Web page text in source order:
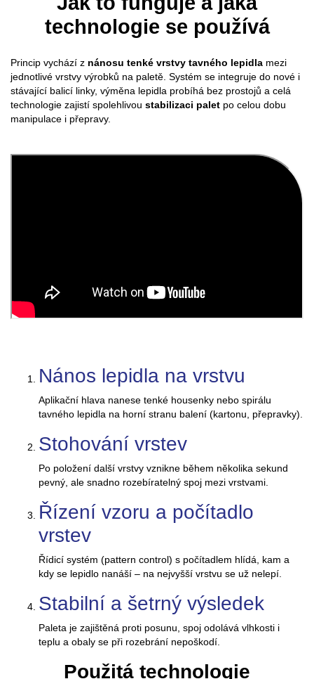
technologie se používá
Princip vychází z nánosu tenké vrstvy tavného lepidla mezi
jednotlivé vrstvy výrobků na paletě. Systém se integruje do nové i
stávající balicí linky, výměna lepidla probíhá bez prostojů a celá
technologie zajistí spolehlivou stabilizaci palet po celou dobu
manipulace i přepravy.
Nános lepidla na vrstvu
Aplikační hlava nanese tenké housenky nebo spirálu
tavného lepidla na horní stranu balení (kartonu, přepravky).
Stohování vrstev
Po položení další vrstvy vznikne během několika sekund
pevný, ale snadno rozebíratelný spoj mezi vrstvami.
Řízení vzoru a počítadlo
vrstev
Řídicí systém (pattern control) s počítadlem hlídá, kam a
kdy se lepidlo nanáší – na nejvyšší vrstvu se už nelepí.
Stabilní a šetrný výsledek
Paleta je zajištěná proti posunu, spoj odolává vlhkosti i
teplu a obaly se při rozebrání nepoškodí.
Použitá technologie